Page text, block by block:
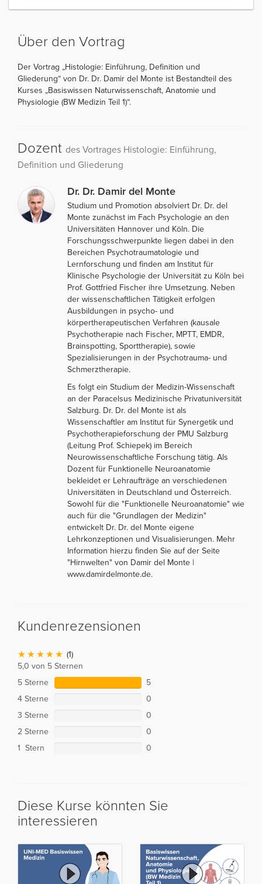
Über den Vortrag
Der Vortrag „Histologie: Einführung, Definition und
Gliederung“ von Dr. Dr. Damir del Monte ist Bestandteil des
Kurses „Basiswissen Naturwissenschaft, Anatomie und
Physiologie (BW Medizin Teil 1)“.
Dozent des Vortrages Histologie: Einführung,
Definition und Gliederung
Dr. Dr. Damir del Monte
Studium und Promotion absolviert Dr. Dr. del
Monte zunächst im Fach Psychologie an den
Universitäten Hannover und Köln. Die
Forschungsschwerpunkte liegen dabei in den
Bereichen Psychotraumatologie und
Lernforschung und finden am Institut für
Klinische Psychologie der Universität zu Köln bei
Prof. Gottfried Fischer ihre Umsetzung. Neben
der wissenschaftlichen Tätigkeit erfolgen
Ausbildungen in psycho- und
körpertherapeutischen Verfahren (kausale
Psychotherapie nach Fischer, MPTT, EMDR,
Brainspotting, Sporttherapie), sowie
Spezialisierungen in der Psychotrauma- und
Schmerztherapie.
Es folgt ein Studium der Medizin-Wissenschaft
an der Paracelsus Medizinische Privatuniversität
Salzburg. Dr. Dr. del Monte ist als
Wissenschaftler am Institut für Synergetik und
Psychotherapieforschung der PMU Salzburg
(Leitung Prof. Schiepek) im Bereich
Neurowissenschaftliche Forschung tätig. Als
Dozent für Funktionelle Neuroanatomie
bekleidet er Lehraufträge an verschiedenen
Universitäten in Deutschland und Österreich.
Sowohl für die "Funktionelle Neuroanatomie" wie
auch für die "Grundlagen der Medizin"
entwickelt Dr. Dr. del Monte eigene
Lehrkonzeptionen und Visualisierungen. Mehr
Information hierzu finden Sie auf der Seite
"Hirnwelten" von Damir del Monte |
www.damirdelmonte.de.
Kundenrezensionen
(1)
5,0 von 5 Sternen
5 Sterne
5
4 Sterne
0
3 Sterne
0
2 Sterne
0
1 Stern
0
Diese Kurse könnten Sie
interessieren